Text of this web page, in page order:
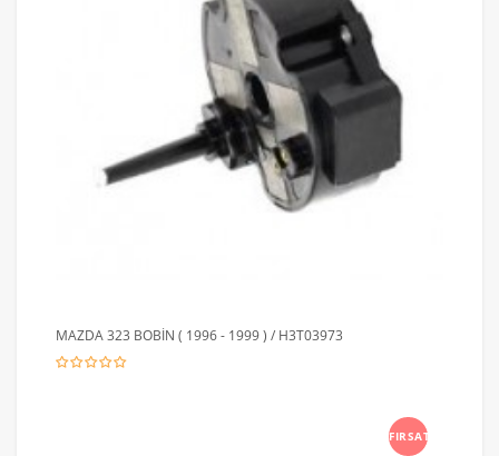
MAZDA 323 BOBİN ( 1996 - 1999 ) / H3T03973
FIRSAT